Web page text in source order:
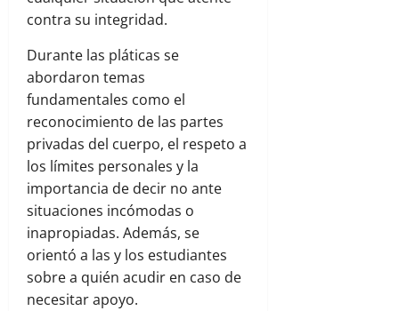
contra su integridad.
Durante las pláticas se
abordaron temas
fundamentales como el
reconocimiento de las partes
privadas del cuerpo, el respeto a
los límites personales y la
importancia de decir no ante
situaciones incómodas o
inapropiadas. Además, se
orientó a las y los estudiantes
sobre a quién acudir en caso de
necesitar apoyo.